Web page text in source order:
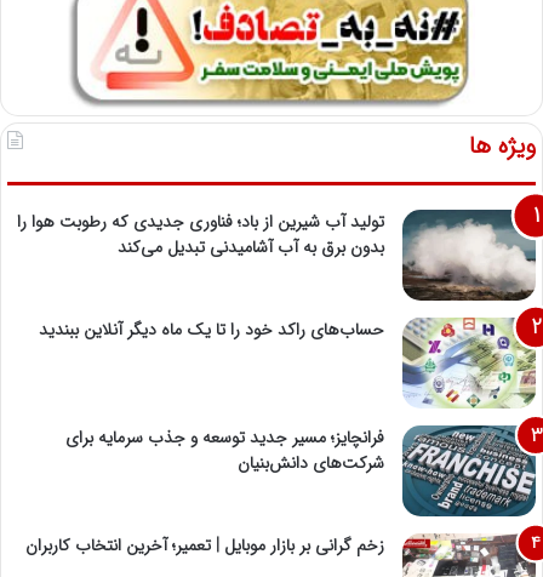
ویژه ها
تولید آب شیرین از باد؛ فناوری جدیدی که رطوبت هوا را
بدون برق به آب آشامیدنی تبدیل می‌کند
حساب‌های راکد خود را تا یک ماه دیگر آنلاین ببندید
فرانچایز؛ مسیر جدید توسعه و جذب سرمایه برای
شرکت‌های دانش‌بنیان
زخم گرانی بر بازار موبایل | تعمیر؛ آخرین انتخاب کاربران